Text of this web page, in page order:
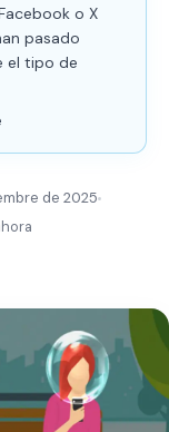
o X
pasado
el tipo de
de 2025